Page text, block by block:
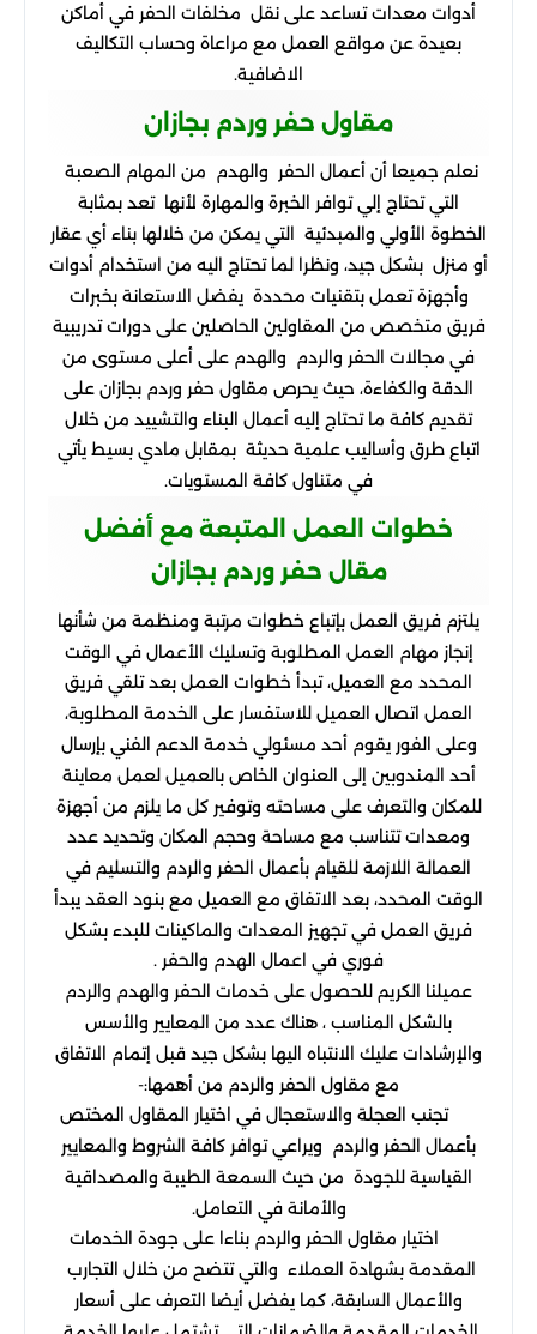
أدوات معدات تساعد على نقل مخلفات الحفر في أماكن
بعيدة عن مواقع العمل مع مراعاة وحساب التكاليف
الاضافية.
مقاول حفر وردم بجازان
نعلم جميعا أن أعمال الحفر والهدم من المهام الصعبة
التي تحتاج إلي توافر الخبرة والمهارة لأنها تعد بمثابة
الخطوة الأولي والمبدئية التي يمكن من خلالها بناء أي عقار
أو منزل بشكل جيد، ونظرا لما تحتاج اليه من استخدام أدوات
وأجهزة تعمل بتقنيات محددة يفضل الاستعانة بخبرات
فريق متخصص من المقاولين الحاصلين على دورات تدريبية
في مجالات الحفر والردم والهدم على أعلى مستوى من
الدقة والكفاءة، حيث يحرص مقاول حفر وردم بجازان على
تقديم كافة ما تحتاج إليه أعمال البناء والتشييد من خلال
اتباع طرق وأساليب علمية حديثة بمقابل مادي بسيط يأتي
في متناول كافة المستويات.
خطوات العمل المتبعة مع أفضل
مقال حفر وردم بجازان
يلتزم فريق العمل بإتباع خطوات مرتبة ومنظمة من شأنها
إنجاز مهام العمل المطلوبة وتسليك الأعمال في الوقت
المحدد مع العميل، تبدأ خطوات العمل بعد تلقي فريق
العمل اتصال العميل للاستفسار على الخدمة المطلوبة،
وعلى الفور يقوم أحد مسئولي خدمة الدعم الفني بإرسال
أحد المندوبين إلى العنوان الخاص بالعميل لعمل معاينة
للمكان والتعرف على مساحته وتوفير كل ما يلزم من أجهزة
ومعدات تتناسب مع مساحة وحجم المكان وتحديد عدد
العمالة اللازمة للقيام بأعمال الحفر والردم والتسليم في
الوقت المحدد، بعد الاتفاق مع العميل مع بنود العقد يبدأ
فريق العمل في تجهيز المعدات والماكينات للبدء بشكل
فوري في اعمال الهدم والحفر .
عميلنا الكريم للحصول على خدمات الحفر والهدم والردم
بالشكل المناسب ، هناك عدد من المعايير والأسس
والإرشادات عليك الانتباه اليها بشكل جيد قبل إتمام الاتفاق
مع مقاول الحفر والردم من أهمها:-
تجنب العجلة والاستعجال في اختيار المقاول المختص
بأعمال الحفر والردم ويراعي توافر كافة الشروط والمعايير
القياسية للجودة من حيث السمعة الطيبة والمصداقية
والأمانة في التعامل.
اختيار مقاول الحفر والردم بناءا على جودة الخدمات
المقدمة بشهادة العملاء والتي تتضح من خلال التجارب
والأعمال السابقة، كما يفضل أيضا التعرف على أسعار